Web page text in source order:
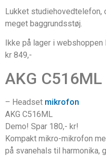
Lukket studiehovedtelefon,
meget baggrundsstøj.
Ikke på lager i
kr 849,-
AKG C516ML
– Headset mikrofon
AKG C516ML
Demo! Spar 180,- kr!
Kompakt mikro-mikrofon
på svanehals til harmonika,